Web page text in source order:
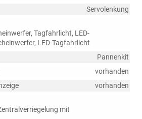
Servolenkung
Tagfahrlicht, LED-
LED-Tagfahrlicht
Pannenkit
vorhanden
vorhanden
mit